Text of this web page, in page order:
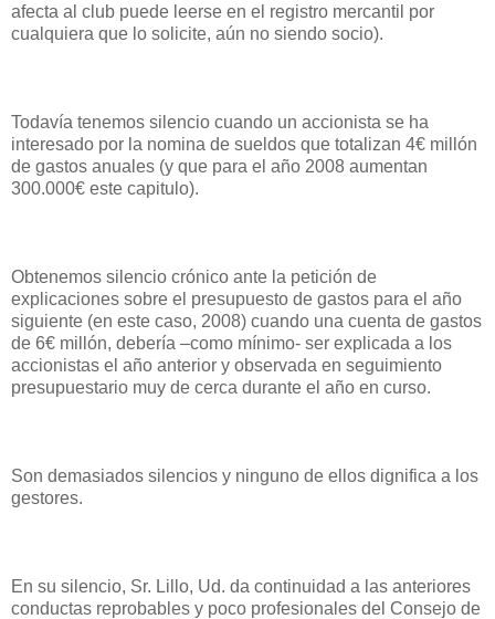
afecta al club puede leerse en el registro mercantil por
cualquiera que lo solicite, aún no siendo socio).
Todavía tenemos silencio cuando un accionista se ha
interesado por la nomina de sueldos que totalizan 4€ millón
de gastos anuales (y que para el año 2008 aumentan
300.000€ este capitulo).
Obtenemos silencio crónico ante la petición de
explicaciones sobre el presupuesto de gastos para el año
siguiente (en este caso, 2008) cuando una cuenta de gastos
de 6€ millón, debería –como mínimo- ser explicada a los
accionistas el año anterior y observada en seguimiento
presupuestario muy de cerca durante el año en curso.
Son demasiados silencios y ninguno de ellos dignifica a los
gestores.
En su silencio, Sr. Lillo, Ud. da continuidad a las anteriores
conductas reprobables y poco profesionales del Consejo de